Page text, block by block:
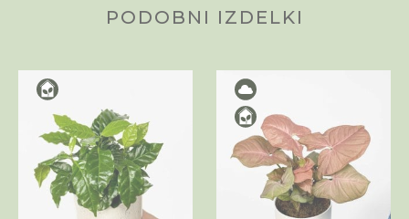
PODOBNI IZDELKI